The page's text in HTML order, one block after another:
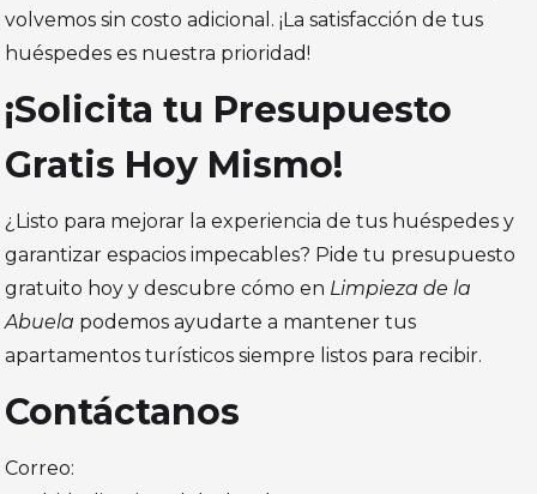
volvemos sin costo adicional. ¡La satisfacción de tus
huéspedes es nuestra prioridad!
¡Solicita tu Presupuesto
Gratis Hoy Mismo!
¿Listo para mejorar la experiencia de tus huéspedes y
garantizar espacios impecables? Pide tu presupuesto
gratuito hoy y descubre cómo en Limpieza de la
Abuela podemos ayudarte a mantener tus
apartamentos turísticos siempre listos para recibir.
Contáctanos
Correo: